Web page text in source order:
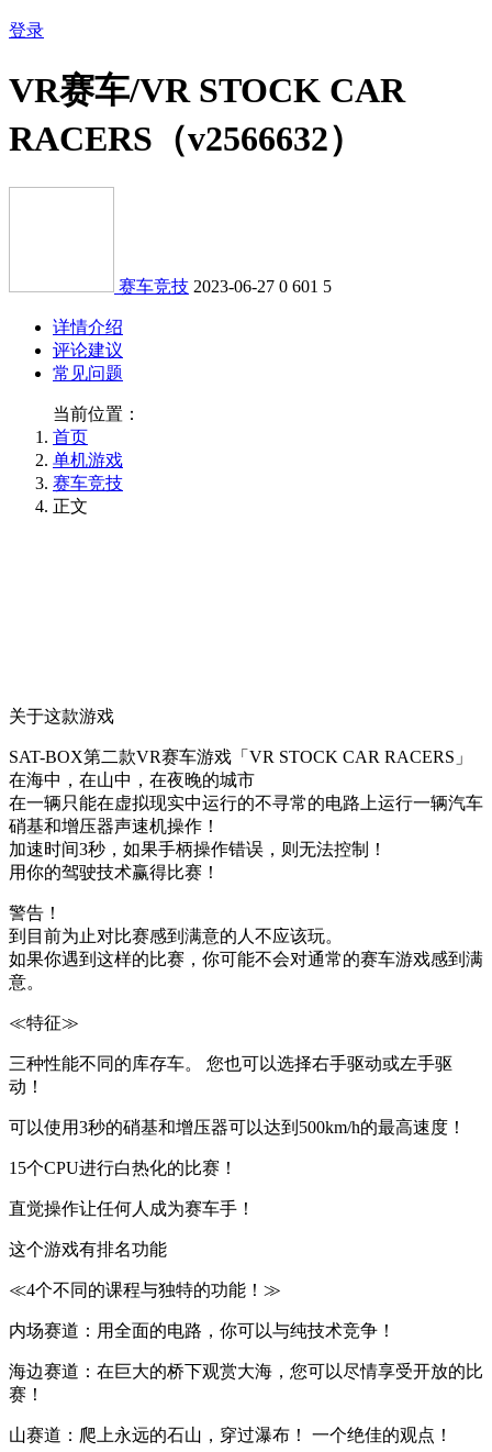
登录
VR赛车/VR STOCK CAR
RACERS（v2566632）
赛车竞技 2023-06-27 0 601 5
详情介绍
评论建议
常见问题
当前位置：
首页
单机游戏
赛车竞技
正文
关于这款游戏
SAT-BOX第二款VR赛车游戏「VR STOCK CAR RACERS」
在海中，在山中，在夜晚的城市
在一辆只能在虚拟现实中运行的不寻常的电路上运行一辆汽车
硝基和增压器声速机操作！
加速时间3秒，如果手柄操作错误，则无法控制！
用你的驾驶技术赢得比赛！
警告！
到目前为止对比赛感到满意的人不应该玩。
如果你遇到这样的比赛，你可能不会对通常的赛车游戏感到满
意。
≪特征≫
三种性能不同的库存车。 您也可以选择右手驱动或左手驱
动！
可以使用3秒的硝基和增压器可以达到500km/h的最高速度！
15个CPU进行白热化的比赛！
直觉操作让任何人成为赛车手！
这个游戏有排名功能
≪4个不同的课程与独特的功能！≫
内场赛道：用全面的电路，你可以与纯技术竞争！
海边赛道：在巨大的桥下观赏大海，您可以尽情享受开放的比
赛！
山赛道：爬上永远的石山，穿过瀑布！ 一个绝佳的观点！